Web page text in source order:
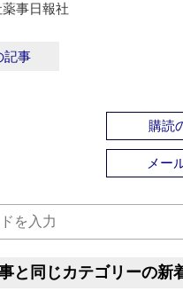
事日報社
記事
購読
メー
と同じカテゴリーの新